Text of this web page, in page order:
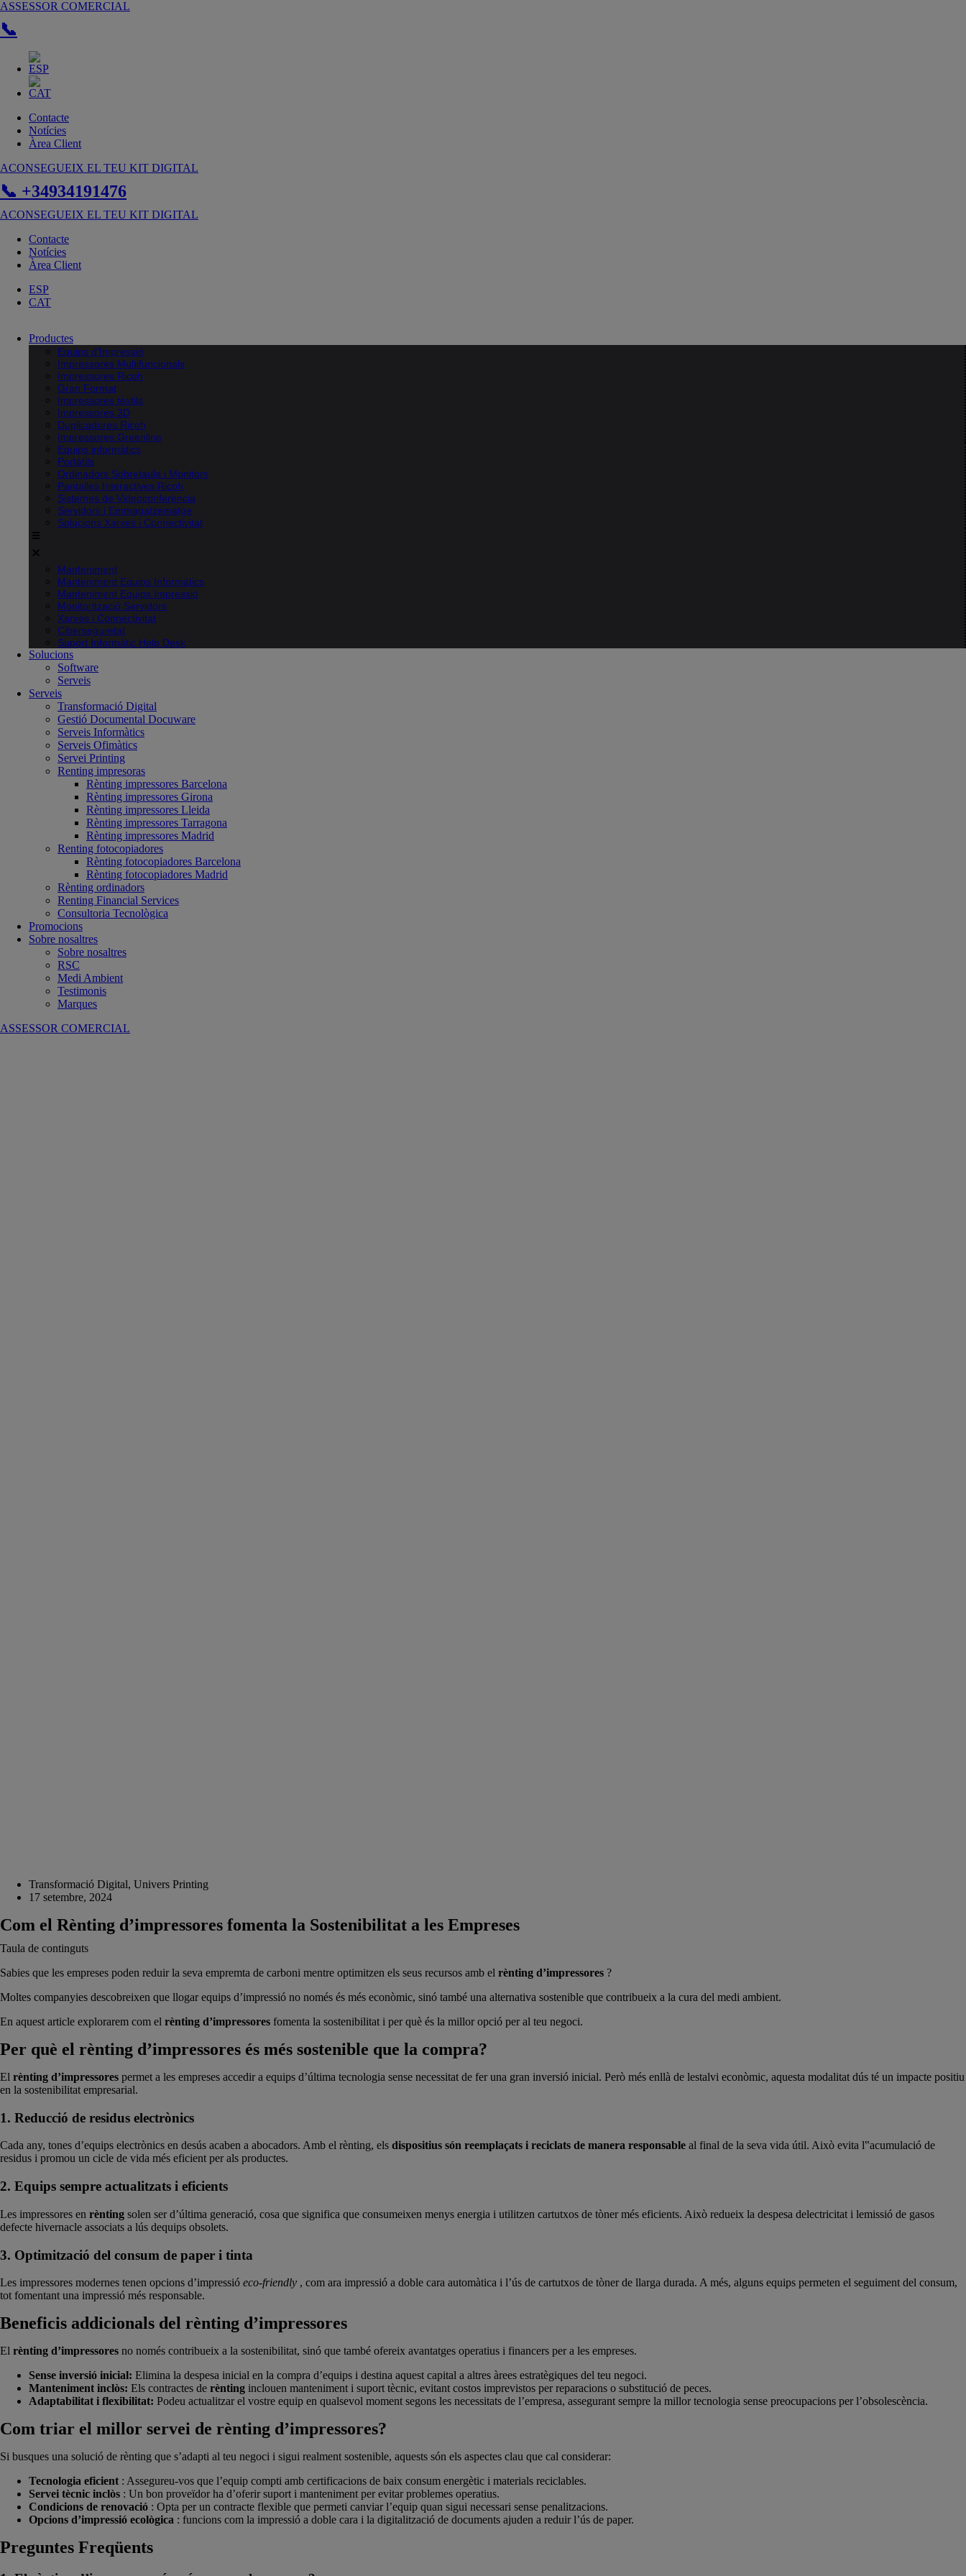
Vés
contingut
ASSESSOR COMERCIAL
📞
Contacte
Notícies
Àrea Client
ACONSEGUEIX EL TEU KIT DIGITAL
📞 +34934191476
ACONSEGUEIX EL TEU KIT DIGITAL
Contacte
Notícies
Àrea Client
ESP
CAT
Productes
Equips d’Impressió
Impressores Multifuncionals
Impressores Ricoh
Gran Format
Impressores tèxtils
Impressores 3D
Duplicadores Ricoh
Impressores Greenline
Equips informàtics
Portàtils
Ordinadors Sobretaula i Monitors
Pantalles Interactives Ricoh
Sistemes de Videoconferència
Servidors i Emmagatzematge
Solucions Xarxes i Connectivitat
Manteniment
Manteniment Equips Informàtics
Manteniment Equips Impressió
Monitorització Servidors
Xarxes i Connectivitat
Ciberseguretat
Suport Informàtic Help Desk
Solucions
Software
Serveis
Serveis
Transformació Digital
Gestió Documental Docuware
Serveis Informàtics
Serveis Ofimàtics
Servei Printing
Renting impresoras
Rènting impressores Barcelona
Rènting impressores Girona
Rènting impressores Lleida
Rènting impressores Tarragona
Rènting impressores Madrid
Renting fotocopiadores
Rènting fotocopiadores Barcelona
Rènting fotocopiadores Madrid
Rènting ordinadors
Renting Financial Services
Consultoria Tecnològica
Promocions
Sobre nosaltres
Sobre nosaltres
RSC
Medi Ambient
Testimonis
Marques
ASSESSOR COMERCIAL
Transformació Digital, Univers Printing
17 setembre, 2024
Com el Rènting d’impressores fomenta la Sostenibilitat a les Empreses
Taula de continguts
Sabies que les empreses poden reduir la seva empremta de carboni mentre optimitzen els seus recursos amb el rènting d’impressores ?
Moltes companyies descobreixen que llogar equips d’impressió no només és més econòmic, sinó també una alternativa sostenible que contribueix a la cura del medi ambient.
En aquest article explorarem com el rènting d’impressores fomenta la sostenibilitat i per què és la millor opció per al teu negoci.
Per què el rènting d’impressores és més sostenible que la compra?
El rènting d’impressores permet a les empreses accedir a equips d’última tecnologia sense necessitat de fer una gran inversió inicial. Però més enllà de lestalvi econòmic, aquesta modalitat dús té un impacte positiu
en la sostenibilitat empresarial.
1. Reducció de residus electrònics
Cada any, tones d’equips electrònics en desús acaben a abocadors. Amb el rènting, els dispositius són reemplaçats i reciclats de manera responsable al final de la seva vida útil. Això evita l‟acumulació de
residus i promou un cicle de vida més eficient per als productes.
2. Equips sempre actualitzats i eficients
Les impressores en rènting solen ser d’última generació, cosa que significa que consumeixen menys energia i utilitzen cartutxos de tòner més eficients. Això redueix la despesa delectricitat i lemissió de gasos
defecte hivernacle associats a lús dequips obsolets.
3. Optimització del consum de paper i tinta
Les impressores modernes tenen opcions d’impressió eco-friendly , com ara impressió a doble cara automàtica i l’ús de cartutxos de tòner de llarga durada. A més, alguns equips permeten el seguiment del consum,
tot fomentant una impressió més responsable.
Beneficis addicionals del rènting d’impressores
El rènting d’impressores no només contribueix a la sostenibilitat, sinó que també ofereix avantatges operatius i financers per a les empreses.
Sense inversió inicial: Elimina la despesa inicial en la compra d’equips i destina aquest capital a altres àrees estratègiques del teu negoci.
Manteniment inclòs: Els contractes de rènting inclouen manteniment i suport tècnic, evitant costos imprevistos per reparacions o substitució de peces.
Adaptabilitat i flexibilitat: Podeu actualitzar el vostre equip en qualsevol moment segons les necessitats de l’empresa, assegurant sempre la millor tecnologia sense preocupacions per l’obsolescència.
Com triar el millor servei de rènting d’impressores?
Si busques una solució de rènting que s’adapti al teu negoci i sigui realment sostenible, aquests són els aspectes clau que cal considerar:
Tecnologia eficient : Assegureu-vos que l’equip compti amb certificacions de baix consum energètic i materials reciclables.
Servei tècnic inclòs : Un bon proveïdor ha d’oferir suport i manteniment per evitar problemes operatius.
Condicions de renovació : Opta per un contracte flexible que permeti canviar l’equip quan sigui necessari sense penalitzacions.
Opcions d’impressió ecològica : funcions com la impressió a doble cara i la digitalització de documents ajuden a reduir l’ús de paper.
Preguntes Freqüents